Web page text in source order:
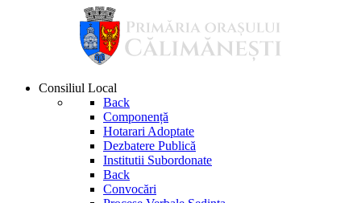
Consiliul Local
Back
Componență
Hotarari Adoptate
Dezbatere Publică
Institutii Subordonate
Back
Convocări